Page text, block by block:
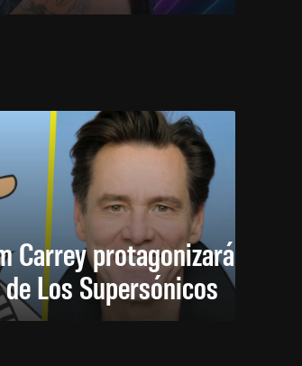
Carrey protagonizará
Los Supersónicos